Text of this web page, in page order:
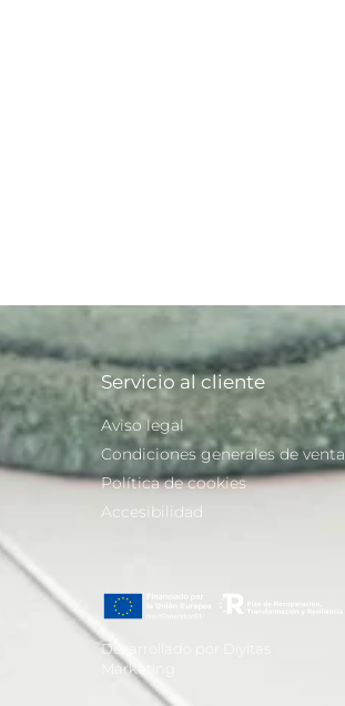
Servicio al cliente
Aviso legal
Condiciones generales de venta
Política de cookies
Accesibilidad
Desarrollado por Díyitas
Marketing